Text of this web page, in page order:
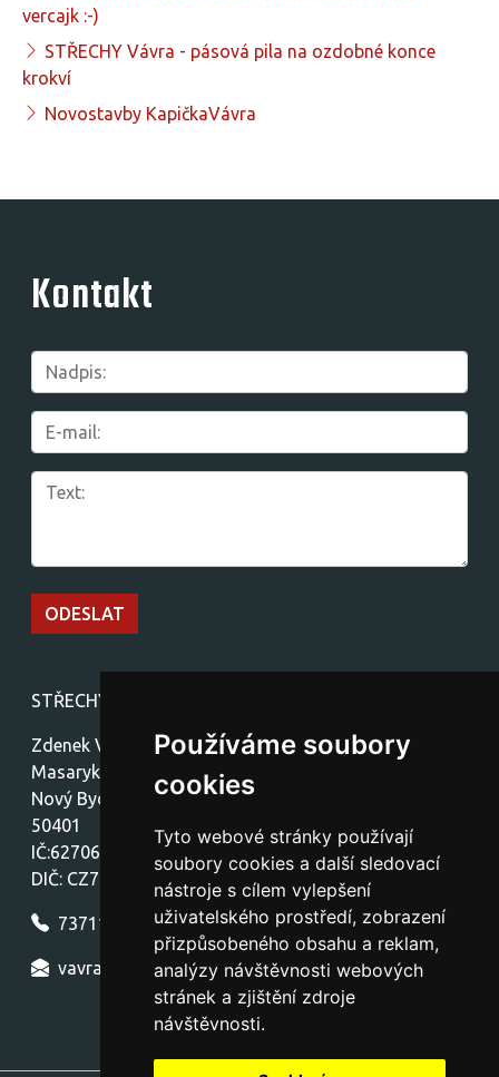
Používáme soubory
cookies
Tyto webové stránky používají
soubory cookies a další sledovací
nástroje s cílem vylepšení
uživatelského prostředí, zobrazení
přizpůsobeného obsahu a reklam,
analýzy návštěvnosti webových
stránek a zjištění zdroje
návštěvnosti.
vercajk :-)
STŘECHY Vávra - pásová pila na ozdobné konce
krokví
Novostavby KapičkaVávra
Kontakt
STŘECHY-stavby Vávra
Zdenek Vávra
Masarykovo náměstí 1459
Nový Bydžov
50401
IČ:62706772
DIČ: CZ7712300772
737111154
vavra.nb.strechy@seznam.cz